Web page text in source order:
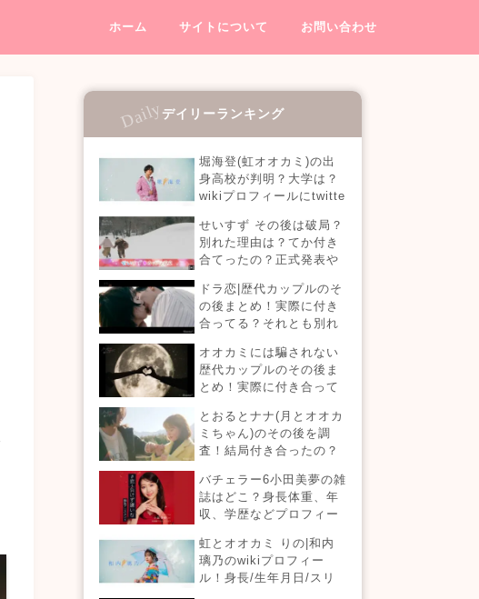
ホーム サイトについて お問い合わせ
デイリーランキング
堀海登(虹オオカミ)の出
身高校が判明？大学は？
wikiプロフィールにtwitte
オカミには騙されない】
せいすず その後は破局？
別れた理由は？てか付き
合てったの？正式発表や
ドラ恋|歴代カップルのそ
の後まとめ！実際に付き
合ってる？それとも別れ
【恋愛ドラマな恋がした
い】
オオカミには騙されない
歴代カップルのその後ま
とめ！実際に付き合って
現在の活動は？
とおるとナナ(月とオオカ
ミちゃん)のその後を調
査！結局付き合ったの？
バチェラー6小田美夢の雑
誌はどこ？身長体重、年
収、学歴などプロフィー
虹とオオカミ りの|和内
璃乃のwikiプロフィー
ル！身長/生年月日/スリ